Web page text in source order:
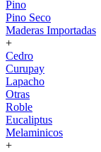
Pino
Pino Seco
Maderas Importadas
+
Cedro
Curupay
Lapacho
Otras
Roble
Eucaliptus
Melaminicos
+